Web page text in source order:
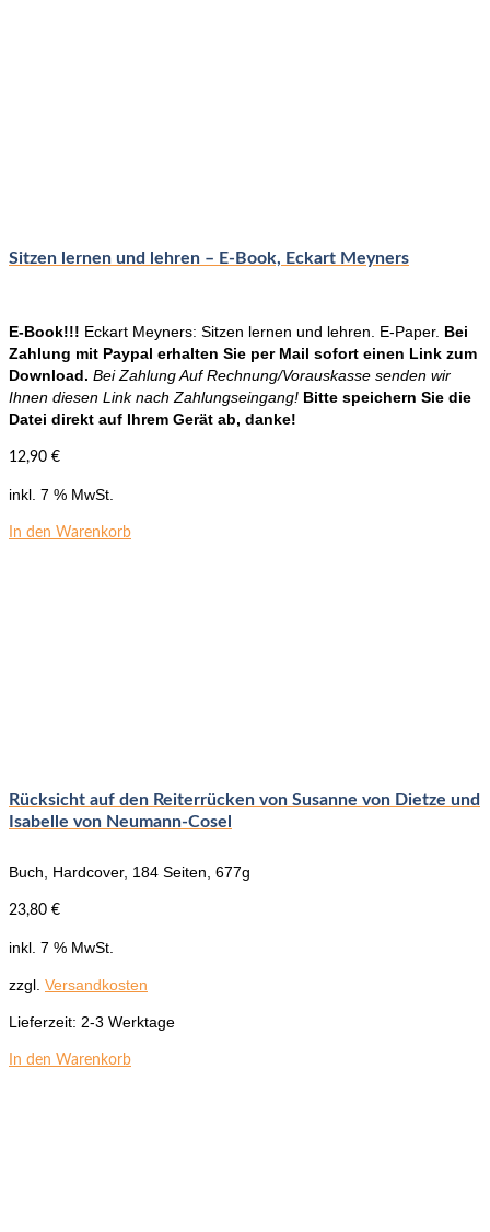
Sitzen lernen und lehren – E-Book, Eckart Meyners
E-Book!!! Eckart Meyners: Sitzen lernen und lehren. E-Paper. Bei
Zahlung mit Paypal erhalten Sie per Mail sofort einen Link zum
Download. Bei Zahlung Auf Rechnung/Vorauskasse senden wir
Ihnen diesen Link nach Zahlungseingang! Bitte speichern Sie die
Datei direkt auf Ihrem Gerät ab, danke!
12,90 €
inkl. 7 % MwSt.
In den Warenkorb
Rücksicht auf den Reiterrücken von Susanne von Dietze und
Isabelle von Neumann-Cosel
Buch, Hardcover, 184 Seiten, 677g
23,80 €
inkl. 7 % MwSt.
zzgl. Versandkosten
Lieferzeit: 2-3 Werktage
In den Warenkorb